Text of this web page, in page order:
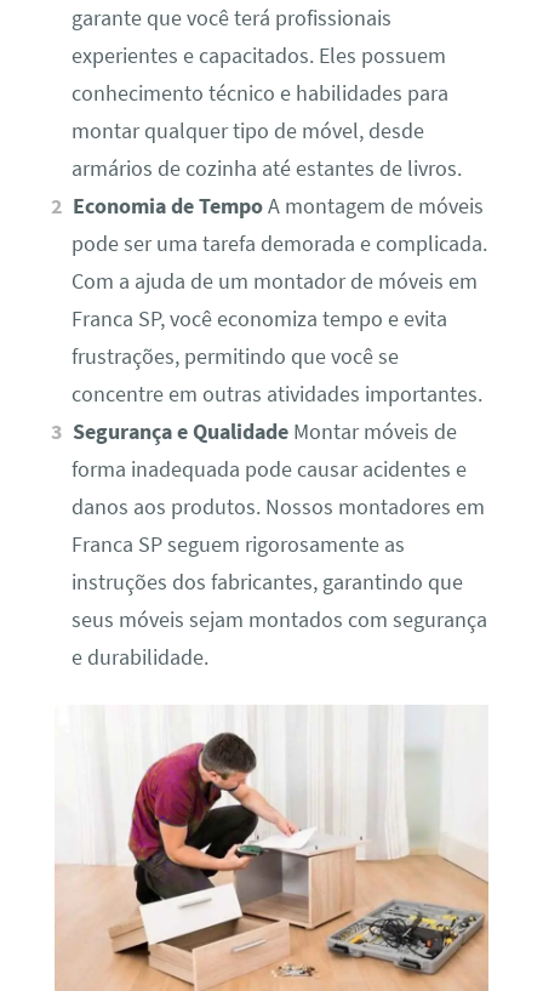
garante que você terá profissionais
experientes e capacitados. Eles possuem
conhecimento técnico e habilidades para
montar qualquer tipo de móvel, desde
armários de cozinha até estantes de livros.
Economia de TempoA montagem de móveis
pode ser uma tarefa demorada e complicada.
Com a ajuda de um montador de móveis em
Franca SP, você economiza tempo e evita
frustrações, permitindo que você se
concentre em outras atividades importantes.
Segurança e Qualidade Montar móveis de
forma inadequada pode causar acidentes e
danos aos produtos. Nossos montadores em
Franca SP seguem rigorosamente as
instruções dos fabricantes, garantindo que
seus móveis sejam montados com segurança
e durabilidade.